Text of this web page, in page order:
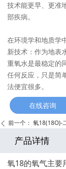
氧18的氧气主要
产品详情
ꄴ 前一个： 氧18(18O)-
技术能更早、更准
部疾病。
在环境学和地质学
新技术：作为地表
重氧水是最稳定的
任何反应，只是简
法便宜很多。
在线咨询